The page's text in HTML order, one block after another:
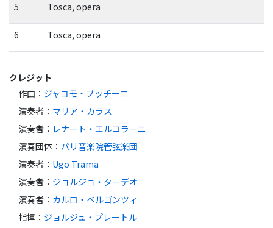
5 Tosca, opera
6 Tosca, opera
クレジット
作曲 ： ジャコモ・プッチーニ
演奏者 ： マリア・カラス
演奏者 ： レナート・エルコラーニ
演奏団体 ： パリ音楽院管弦楽団
演奏者 ： Ugo Trama
演奏者 ： ジョルジョ・ターデオ
演奏者 ： カルロ・ベルゴンツィ
指揮 ： ジョルジュ・プレートル